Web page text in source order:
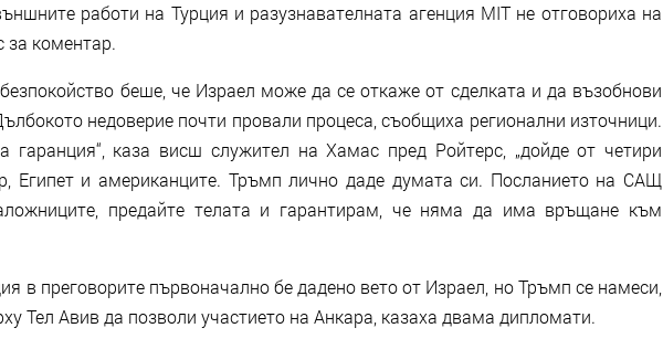
работи на Турция и разузнавателната агенция MIT не отговориха на
за коментар.
беше, че Израел може да се откаже от сделката и да възобнови
недоверие почти провали процеса, съобщиха регионални източници.
гаранция“, каза висш служител на Хамас пред Ройтерс, „дойде от четири
Египет и американците. Тръмп лично даде думата си. Посланието на САЩ
предайте телата и гарантирам, че няма да има връщане към
в преговорите първоначално бе дадено вето от Израел, но Тръмп се намеси,
Тел Авив да позволи участието на Анкара, казаха двама дипломати.